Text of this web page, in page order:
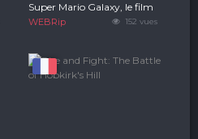
152 vues
Super Mario Galaxy, le film
WEBRip